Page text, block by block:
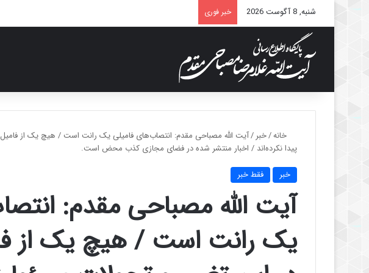
شنبه, 8 آگوست 2026 خبر فوری
خانه/خبر /آیت الله مصباحی مقدم: انتصاب‌های فامیلی یک رانت است / هیچ یک از
پیدا نکرده‌اند / اخبار منتشر شده در فضای مجازی کذب محض است.
خبر فقط خبر
آیت الله مصباحی مقدم:
یک رانت است / هیچ یک از